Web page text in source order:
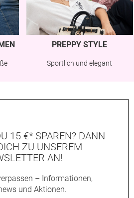
PREPPY STYLE
Sportlich und elegant
15 €* SPAREN? DANN
ZU UNSEREM
AN!
– Informationen,
und Aktionen.